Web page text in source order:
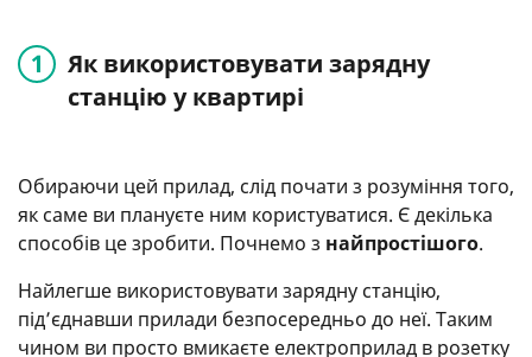
Як використовувати зарядну
станцію у квартирі
Обираючи цей прилад, слід почати з розуміння того,
як саме ви плануєте ним користуватися. Є декілька
способів це зробити. Почнемо з найпростішого.
Найлегше використовувати зарядну станцію,
під’єднавши прилади безпосередньо до неї. Таким
чином ви просто вмикаєте електроприлад в розетку